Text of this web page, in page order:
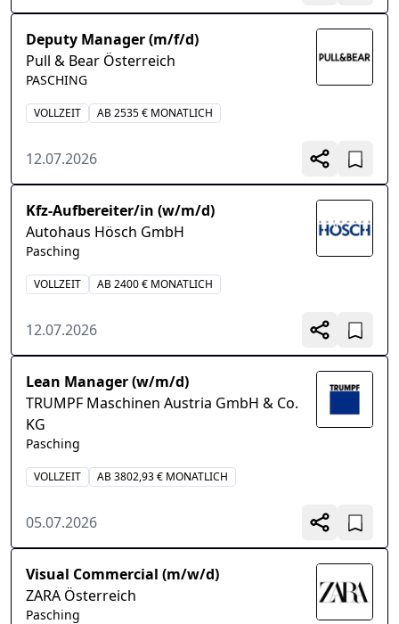
Deputy Manager (m/f/d)
Pull & Bear Österreich
PASCHING
VOLLZEIT AB 2535 € MONATLICH
12.07.2026
Kfz-Aufbereiter/in (w/m/d)
Autohaus Hösch GmbH
Pasching
VOLLZEIT AB 2400 € MONATLICH
12.07.2026
Lean Manager (w/m/d)
TRUMPF Maschinen Austria GmbH & Co.
KG
Pasching
VOLLZEIT AB 3802,93 € MONATLICH
05.07.2026
Visual Commercial (m/w/d)
ZARA Österreich
Pasching